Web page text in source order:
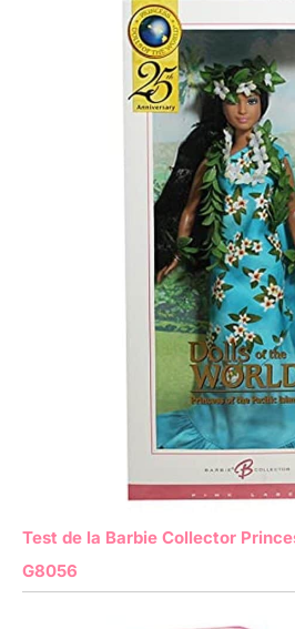
Test de la Barbie Collector
G8056